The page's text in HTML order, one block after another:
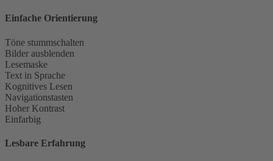
Einfache Orientierung
Töne stummschalten
Bilder ausblenden
Lesemaske
Text in Sprache
Kognitives Lesen
Navigationstasten
Hoher Kontrast
Einfarbig
Lesbare Erfahrung